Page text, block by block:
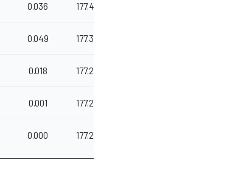
0.036 177.427
0.049 177.331
0.018 177.295
0.001 177.293
0.000 177.293